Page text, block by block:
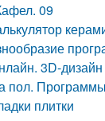
09
3D-дизайн
пол.
плитки